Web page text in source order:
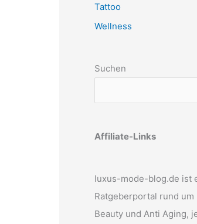
Tattoo
Wellness
Suchen
Affiliate-Links
luxus-mode-blog.de ist
Ratgeberportal rund um
Beauty und Anti Aging,